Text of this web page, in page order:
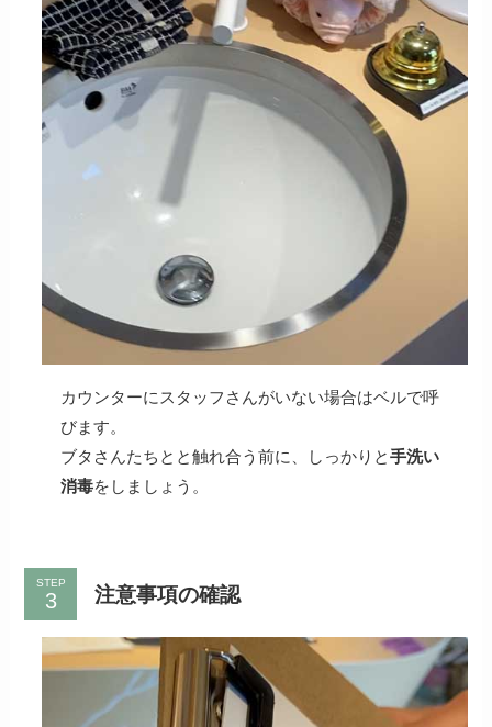
カウンターにスタッフさんがいない場合はベルで呼
びます。
ブタさんたちとと触れ合う前に、しっかりと手洗い
消毒をしましょう。
STEP
注意事項の確認